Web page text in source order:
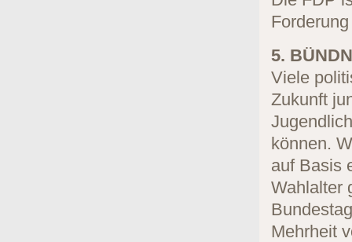
5.
Viele
Zukunft
können.
auf Basis
Wahlalter
Mehrheit